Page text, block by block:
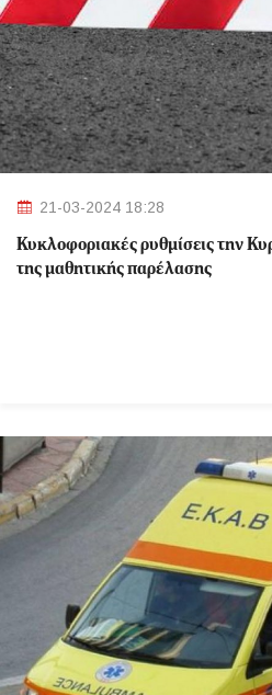
21-03-2024 18:28
Κυκλοφοριακές ρυθμίσεις την
της μαθητικής παρέλασης